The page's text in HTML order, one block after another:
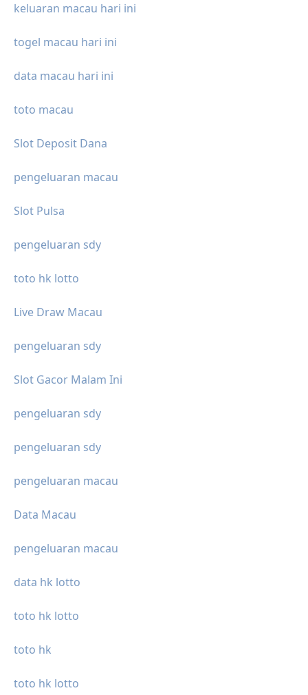
keluaran macau hari ini
togel macau hari ini
data macau hari ini
toto macau
Slot Deposit Dana
pengeluaran macau
Slot Pulsa
pengeluaran sdy
toto hk lotto
Live Draw Macau
pengeluaran sdy
Slot Gacor Malam Ini
pengeluaran sdy
pengeluaran sdy
pengeluaran macau
Data Macau
pengeluaran macau
data hk lotto
toto hk lotto
toto hk
toto hk lotto